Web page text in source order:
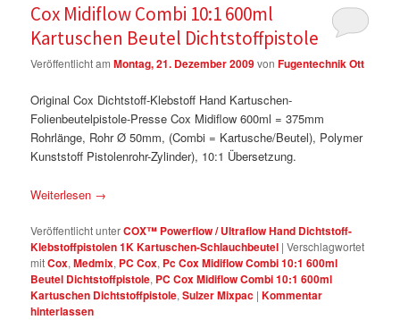
Cox Midiflow Combi 10:1 600ml
Kartuschen Beutel Dichtstoffpistole
Veröffentlicht amMontag, 21. Dezember 2009vonFugentechnik Ott
Original Cox Dichtstoff-Klebstoff Hand Kartuschen-
Folienbeutelpistole-Presse Cox Midiflow 600ml = 375mm
Rohrlänge, Rohr Ø 50mm, (Combi = Kartusche/Beutel), Polymer
Kunststoff Pistolenrohr-Zylinder), 10:1 Übersetzung.
Weiterlesen →
Veröffentlicht unterCOX™ Powerflow / Ultraflow Hand Dichtstoff-
Klebstoffpistolen 1K Kartuschen-Schlauchbeutel |Verschlagwortet
mitCox,Medmix, PC Cox, Pc Cox Midiflow Combi 10:1 600ml
Beutel Dichtstoffpistole, PC Cox Midiflow Combi 10:1 600ml
Kartuschen Dichtstoffpistole,Sulzer Mixpac |Kommentar
hinterlassen